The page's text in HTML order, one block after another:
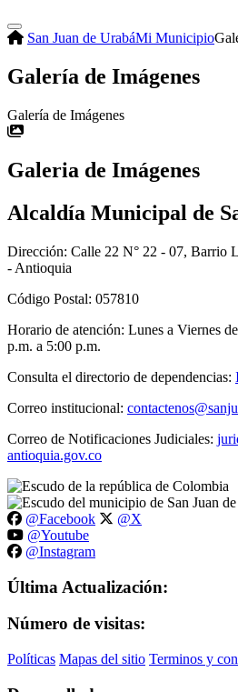
San Juan de UrabáMi Municipio
Galería de Imágenes
Galería de Imágenes
Galeria de Imágenes
Alcaldía Municipal de
Dirección: Calle 22 N° 22 - 07, Barrio
- Antioquia
Código Postal: 057810
Horario de atención: Lunes a Viernes
p.m. a 5:00 p.m.
Consulta el directorio de dependencias:
Correo institucional:
Correo de Notificaciones Judiciales:
antioquia.gov.co
@Facebook
@X
@Youtube
@Instagram
Última Actualización:
Número de visitas:
Políticas Mapas del sitio Terminos y